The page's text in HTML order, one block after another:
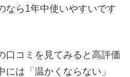
なら1年中使いやすいです
口コミを見てみると高評価
は「温かくならない」